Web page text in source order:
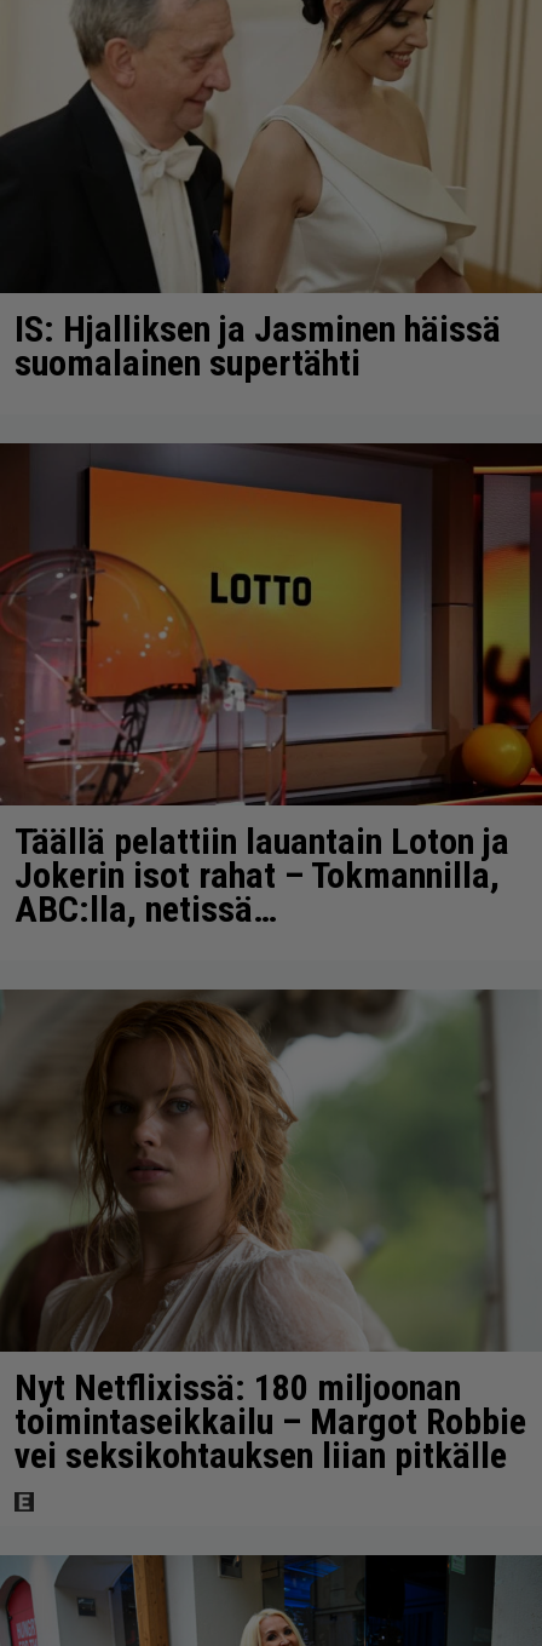
IS: Hjalliksen ja Jasminen häissä
suomalainen supertähti
Täällä pelattiin lauantain Loton ja
Jokerin isot rahat – Tokmannilla,
ABC:lla, netissä…
Nyt Netflixissä: 180 miljoonan
toimintaseikkailu – Margot Robbie
vei seksikohtauksen liian pitkälle